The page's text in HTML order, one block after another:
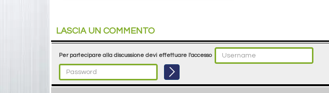
LASCIA UN COMMENTO
Per partecipare alla discussione devi effettuare l'accesso